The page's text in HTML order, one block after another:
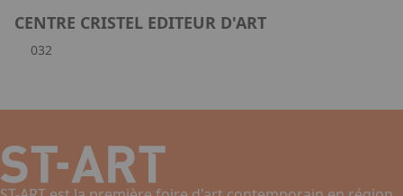
CENTRE CRISTEL EDITEUR D'ART
032